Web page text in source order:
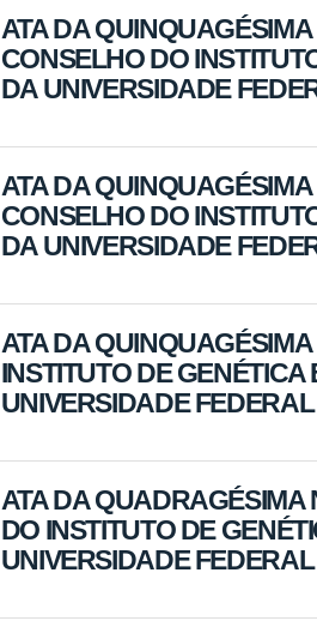
ATA DA
CONSELHO DO
DA UNIVERSIDADE
ATA DA
CONSELHO DO
DA UNIVERSIDADE
ATA DA
INSTITUTO DE GENÉTICA
UNIVERSIDADE
ATA DA
DO INSTITUTO DE
UNIVERSIDADE